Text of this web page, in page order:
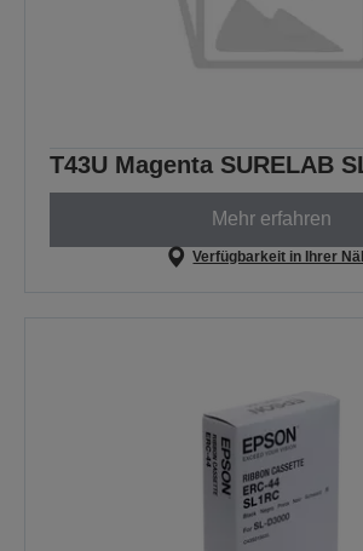
T43U Magenta SURELAB
Mehr erfahren
Verfügbarkeit in Ihrer